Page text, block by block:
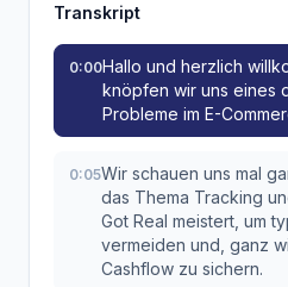
Transkript
0:00Hallo und herzlich
knöpfen wir uns eines
Probleme im E-
0:05Wir schauen uns mal
das Thema Tracking
Got Real meistert, um
vermeiden und, ganz
Cashflow zu sichern.